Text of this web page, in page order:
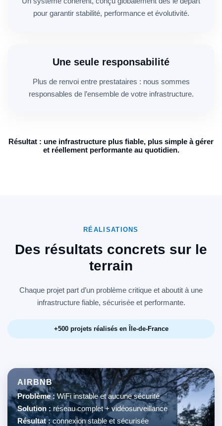
pour garantir stabilité, performance et évolutivité.
Une seule responsabilité
Plus de renvoi entre prestataires : nous sommes
responsables de l’ensemble de votre infrastructure.
Résultat : une infrastructure plus fiable, plus simple à gérer
et réellement performante au quotidien.
RÉALISATIONS
Des résultats concrets sur le
terrain
Chaque projet part d’un problème critique et aboutit à une
infrastructure fiable, sécurisée et performante.
+500 projets réalisés en Île-de-France
AIRBNB
Problème :WiFi instable et aucune sécurité
Solution :réseau complet + vidéosurveillance
Résultat :connexion stable et sécurisée